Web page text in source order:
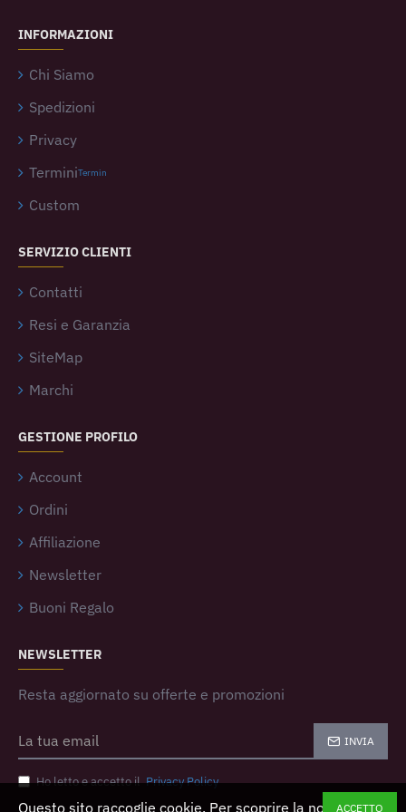
INFORMAZIONI
Chi Siamo
Spedizioni
Privacy
TerminiTermin
Custom
SERVIZIO CLIENTI
Contatti
Resi e Garanzia
SiteMap
Marchi
GESTIONE PROFILO
Account
Ordini
Affiliazione
Newsletter
Buoni Regalo
NEWSLETTER
Resta aggiornato su offerte e promozioni
INVIA
Ho letto e accetto ilPrivacy Policy
ACCETTO
Questo sito raccoglie cookie. Per scoprire la nostra